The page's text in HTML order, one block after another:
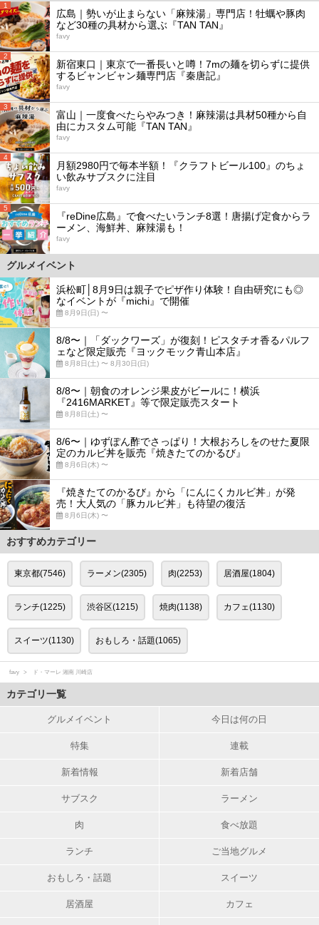
1
広島｜勢いが止まらない「麻辣湯」専門店！牡蠣や豚肉
など30種の具材から選ぶ『TAN TAN』
favy
2
新宿東口｜東京で一番長いと噂！7mの麺を切らずに提供
するビャンビャン麺専門店『秦唐記』
favy
3
富山｜一度食べたらやみつき！麻辣湯は具材50種から自
由にカスタム可能『TAN TAN』
favy
4
月額2980円で毎本半額！『クラフトビール100』のちょ
い飲みサブスクに注目
favy
5
『reDine広島』で食べたいランチ8選！唐揚げ定食からラ
ーメン、海鮮丼、麻辣湯も！
favy
グルメイベント
浜松町│8月9日は親子でピザ作り体験！自由研究にも◎
なイベントが『michi』で開催
8月9日(日) 〜
8/8〜｜「ダックワーズ」が復刻！ピスタチオ香るパルフ
ェなど限定販売『ヨックモック青山本店』
8月8日(土) 〜 8月30日(日)
8/8〜｜朝食のオレンジ果皮がビールに！横浜
『2416MARKET』等で限定販売スタート
8月8日(土) 〜
8/6〜｜ゆずぽん酢でさっぱり！大根おろしをのせた夏限
定のカルビ丼を販売『焼きたてのかるび』
8月6日(木) 〜
『焼きたてのかるび』から「にんにくカルビ丼」が発
売！大人気の「豚カルビ丼」も待望の復活
8月6日(木) 〜
おすすめカテゴリー
東京都(7546) ラーメン(2305) 肉(2253) 居酒屋(1804)
ランチ(1225) 渋谷区(1215) 焼肉(1138) カフェ(1130)
スイーツ(1130) おもしろ・話題(1065)
favy ド・マーレ 湘南 川崎店
カテゴリ一覧
グルメイベント 今日は何の日
特集 連載
新着情報 新着店舗
サブスク ラーメン
肉 食べ放題
ランチ ご当地グルメ
おもしろ・話題 スイーツ
居酒屋 カフェ